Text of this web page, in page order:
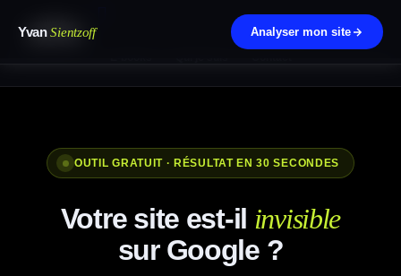
YvanSientzoff Analyser mon site
OUTIL GRATUIT · RÉSULTAT EN 30 SECONDES
Votre site est-il invisible
sur Google ?
Création de site SEO Google Business